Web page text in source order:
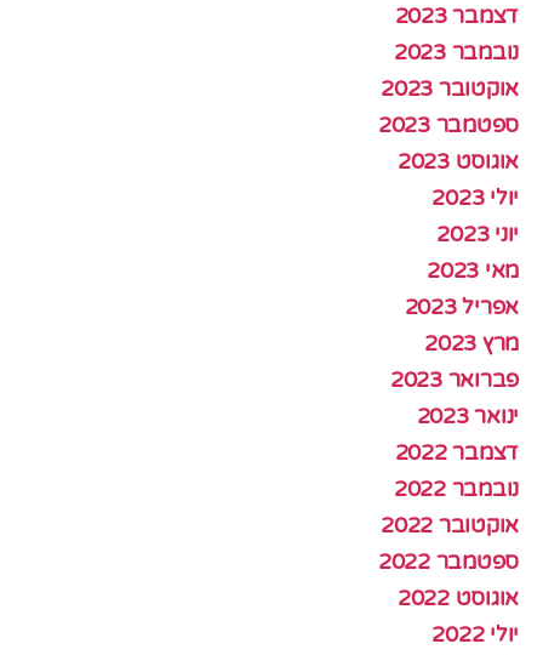
דצמבר 2023
נובמבר 2023
אוקטובר 2023
ספטמבר 2023
אוגוסט 2023
יולי 2023
יוני 2023
מאי 2023
אפריל 2023
מרץ 2023
פברואר 2023
ינואר 2023
דצמבר 2022
נובמבר 2022
אוקטובר 2022
ספטמבר 2022
אוגוסט 2022
יולי 2022